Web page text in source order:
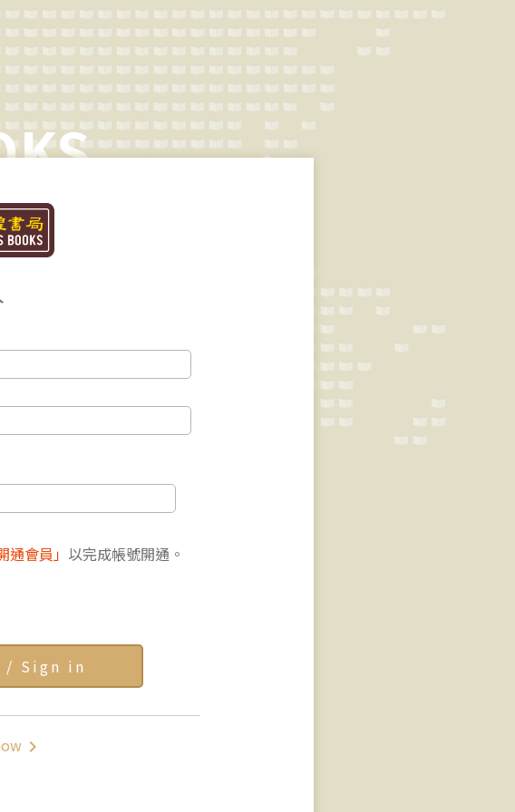
通會員」 以完成帳號開通。
keyboard_arrow_right